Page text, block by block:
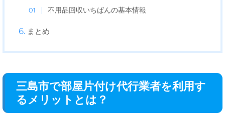
不用品回収いちばんの基本情報
まとめ
三島市で部屋片付け代行業者を利用す
るメリットとは？